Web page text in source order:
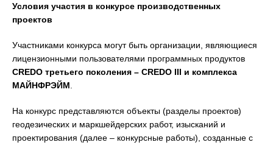
Условия участия в конкурсе производственных
проектов
Участниками конкурса могут быть организации, являющиеся
лицензионными пользователями программных продуктов
CREDO третьего поколения – CREDO III и комплекса
МАЙНФРЭЙМ
На конкурс представляются объекты (разделы проектов)
геодезических и маркшейдерских работ, изысканий и
проектирования (далее – конкурсные работы), созданные с